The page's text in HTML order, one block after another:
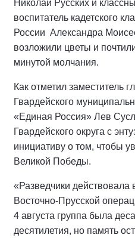
Николай Русских и
воспитатель кадетского
России Александра
возложили цветы и
минутой молчания.
Как отметил заместитель
Гвардейского
«Единая Россия» Лев
Гвардейского округа с
инициативу о том, чтобы
Великой Победы.
«Разведчики действовала
Восточно-Прусской
4 августа группа была
десятилетия, но память